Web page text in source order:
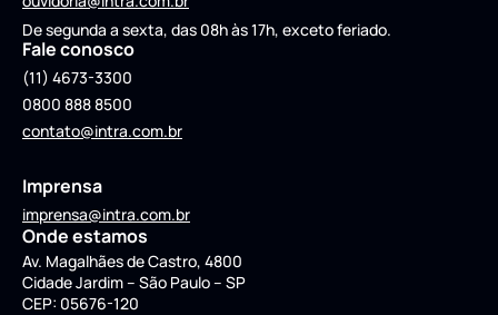
De segunda a sexta, das 08h às 17h, exceto feriado.
Fale conosco
(11) 4673-3300
0800 888 8500
contato@intra.com.br
Imprensa
imprensa@intra.com.br
Onde estamos
Av. Magalhães de Castro, 4800
Cidade Jardim – São Paulo – SP
CEP: 05676-120